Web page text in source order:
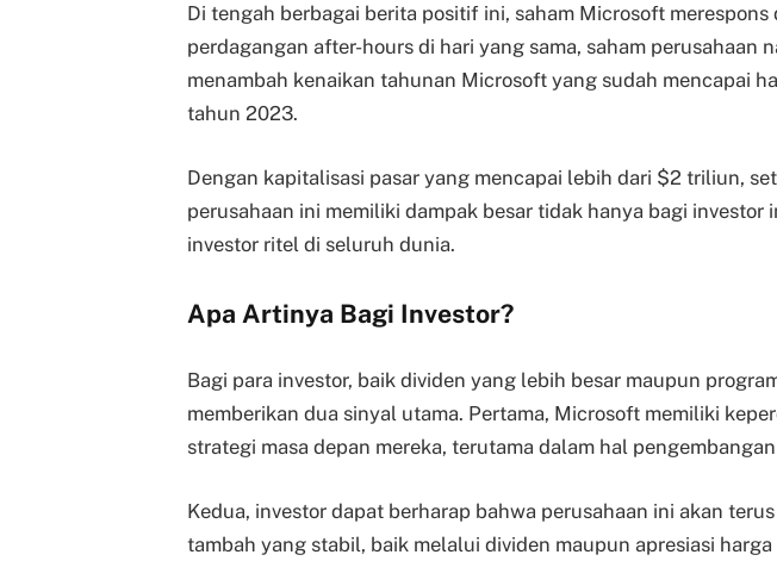
Di tengah berbagai berita positif ini, saham Microsoft merespons
perdagangan after-hours di hari yang sama, saham perusahaan
menambah kenaikan tahunan Microsoft yang sudah mencapai
tahun 2023.
Dengan kapitalisasi pasar yang mencapai lebih dari $2 triliun,
perusahaan ini memiliki dampak besar tidak hanya bagi investor
investor ritel di seluruh dunia.
Apa Artinya Bagi Investor?
Bagi para investor, baik dividen yang lebih besar maupun
memberikan dua sinyal utama. Pertama, Microsoft memiliki
strategi masa depan mereka, terutama dalam hal
Kedua, investor dapat berharap bahwa perusahaan ini akan
tambah yang stabil, baik melalui dividen maupun apresiasi harga